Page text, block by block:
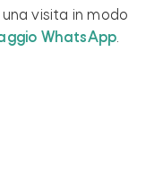
visita in modo
WhatsApp.